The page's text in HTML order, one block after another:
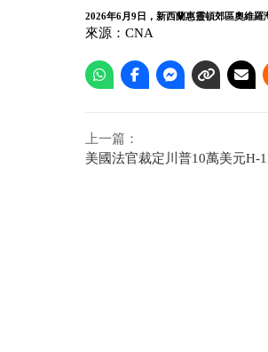
2026年6月9日，新西蘭惠靈頓郊區奧維羅
來源：CNA
上一篇：
美國法官裁定川普10萬美元H-